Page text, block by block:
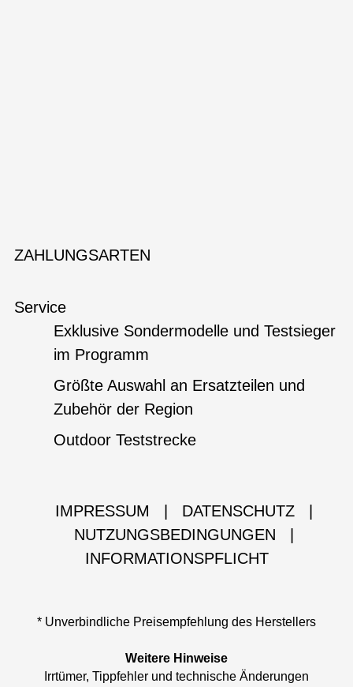
ZAHLUNGSARTEN
Service
Exklusive Sondermodelle und Testsieger
im Programm
Größte Auswahl an Ersatzteilen und
Zubehör der Region
Outdoor Teststrecke
IMPRESSUM DATENSCHUTZ
NUTZUNGSBEDINGUNGEN
INFORMATIONSPFLICHT
* Unverbindliche Preisempfehlung des Herstellers
Weitere Hinweise
Irrtümer, Tippfehler und technische Änderungen